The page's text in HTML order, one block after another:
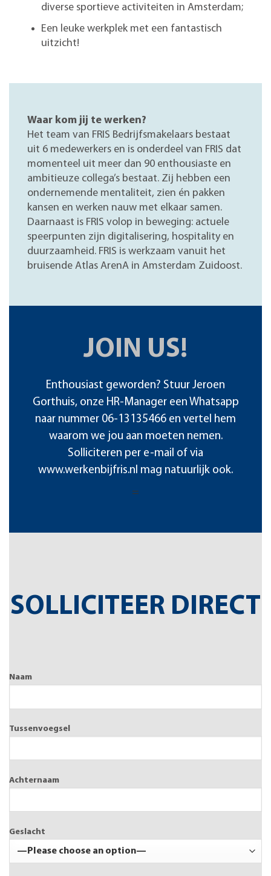
diverse sportieve activiteiten in Amsterdam;
Een leuke werkplek met een fantastisch
uitzicht!
Waar kom jij te werken?
Het team van FRIS Bedrijfsmakelaars bestaat
uit 6 medewerkers en is onderdeel van FRIS dat
momenteel uit meer dan 90 enthousiaste en
ambitieuze collega’s bestaat. Zij hebben een
ondernemende mentaliteit, zien én pakken
kansen en werken nauw met elkaar samen.
Daarnaast is FRIS volop in beweging: actuele
speerpunten zijn digitalisering, hospitality en
duurzaamheid. FRIS is werkzaam vanuit het
bruisende Atlas ArenA in Amsterdam Zuidoost.
JOIN US!
Enthousiast geworden? Stuur Jeroen
Gorthuis, onze HR-Manager een Whatsapp
naar nummer 06-13135466 en vertel hem
waarom we jou aan moeten nemen.
Solliciteren per e-mail of via
www.werkenbijfris.nl mag natuurlijk ook.
=
SOLLICITEER DIRECT
Naam
Tussenvoegsel
Achternaam
Geslacht